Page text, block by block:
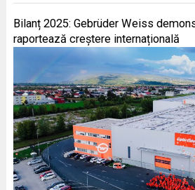
Bilanț 2025: Gebrüder Weiss
raportează creștere internațională